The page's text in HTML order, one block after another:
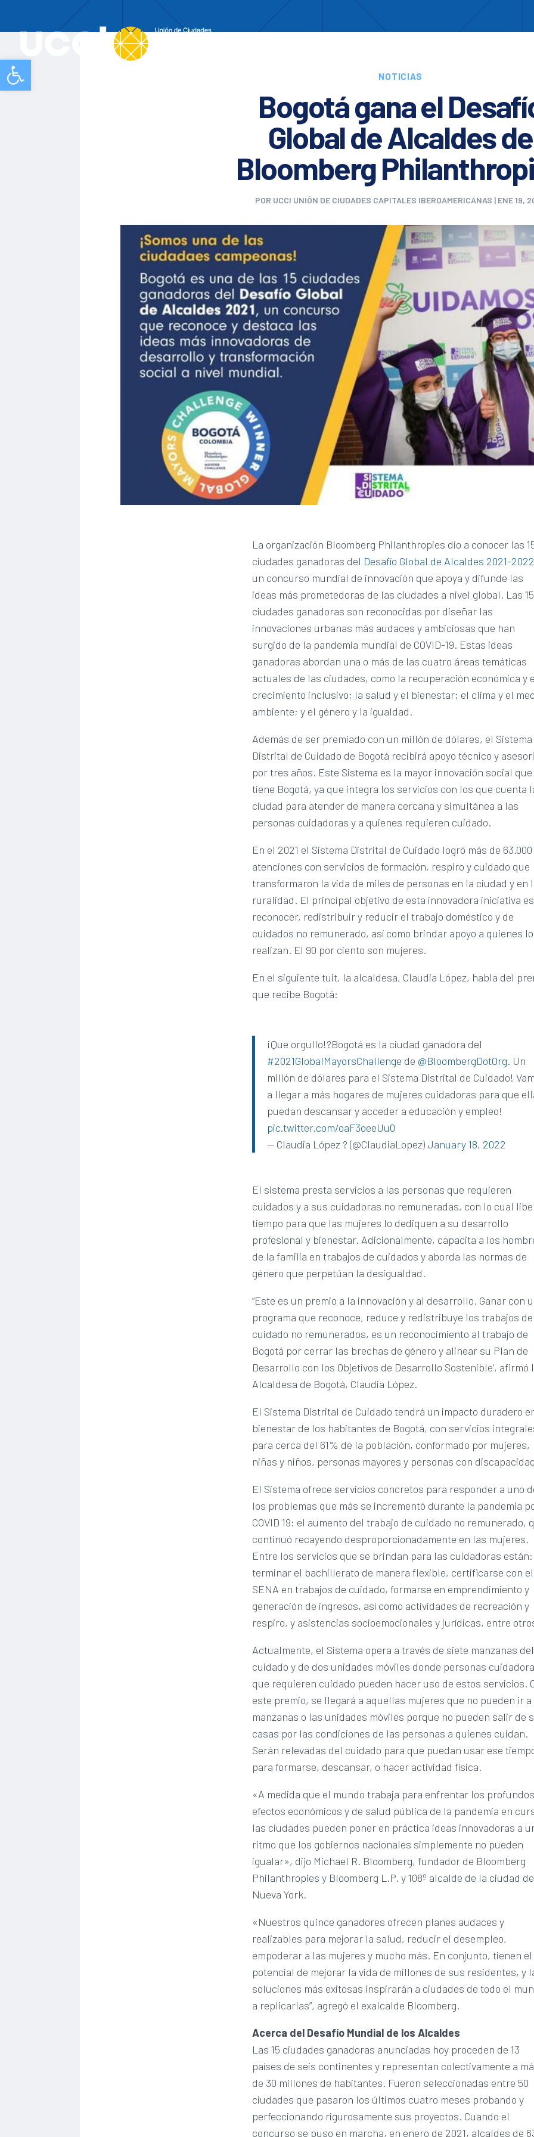
Abrir barra de herramientas NOTICIAS
Bogotá gana el
Global de Alcaldes de
Bloomberg
POR UCCI UNIÓN DE CIUDADES CAPITALES IBEROAMERICANAS | ENE 19,
La organización Bloomberg Philanthropies dio a conocer las
ciudades ganadoras del Desafío Global de Alcaldes 2021-2022
un concurso mundial de innovación que apoya y difunde las
ideas más prometedoras de las ciudades a nivel global. Las 15
ciudades ganadoras son reconocidas por diseñar las
innovaciones urbanas más audaces y ambiciosas que han
surgido de la pandemia mundial de COVID-19. Estas ideas
ganadoras abordan una o más de las cuatro áreas temáticas
actuales de las ciudades, como la recuperación económica y
crecimiento inclusivo; la salud y el bienestar; el clima y el
ambiente; y el género y la igualdad.
Además de ser premiado con un millón de dólares, el Sistema
Distrital de Cuidado de Bogotá recibirá apoyo técnico y
por tres años. Este Sistema es la mayor innovación social que
tiene Bogotá, ya que integra los servicios con los que cuenta
ciudad para atender de manera cercana y simultánea a las
personas cuidadoras y a quienes requieren cuidado.
En el 2021 el Sistema Distrital de Cuidado logró más de 63.000
atenciones con servicios de formación, respiro y cuidado que
transformaron la vida de miles de personas en la ciudad y en
ruralidad. El principal objetivo de esta innovadora iniciativa es
reconocer, redistribuir y reducir el trabajo doméstico y de
cuidados no remunerado, así como brindar apoyo a quienes lo
realizan. El 90 por ciento son mujeres.
En el siguiente tuit, la alcaldesa, Claudia López, habla del
que recibe Bogotá:
¡Que orgullo!?Bogotá es la ciudad ganadora del
#2021GlobalMayorsChallenge de @BloombergDotOrg. Un
millón de dólares para el Sistema Distrital de Cuidado!
a llegar a más hogares de mujeres cuidadoras para que
puedan descansar y acceder a educación y empleo!
pic.twitter.com/oaF3oeeUu0
— Claudia López ? (@ClaudiaLopez) January 18, 2022
El sistema presta servicios a las personas que requieren
cuidados y a sus cuidadoras no remuneradas, con lo cual
tiempo para que las mujeres lo dediquen a su desarrollo
profesional y bienestar. Adicionalmente, capacita a los
de la familia en trabajos de cuidados y aborda las normas de
género que perpetúan la desigualdad.
“Este es un premio a la innovación y al desarrollo. Ganar con
programa que reconoce, reduce y redistribuye los trabajos de
cuidado no remunerados, es un reconocimiento al trabajo de
Bogotá por cerrar las brechas de género y alinear su Plan de
Desarrollo con los Objetivos de Desarrollo Sostenible’, afirmó
Alcaldesa de Bogotá, Claudia López.
El Sistema Distrital de Cuidado tendrá un impacto duradero
bienestar de los habitantes de Bogotá, con servicios
para cerca del 61% de la población, conformado por mujeres,
niñas y niños, personas mayores y personas con
El Sistema ofrece servicios concretos para responder a uno
los problemas que más se incrementó durante la pandemia
COVID 19: el aumento del trabajo de cuidado no remunerado,
continuó recayendo desproporcionadamente en las mujeres.
Entre los servicios que se brindan para las cuidadoras están:
terminar el bachillerato de manera flexible, certificarse con el
SENA en trabajos de cuidado, formarse en emprendimiento y
generación de ingresos, así como actividades de recreación y
respiro, y asistencias socioemocionales y jurídicas, entre
Actualmente, el Sistema opera a través de siete manzanas del
cuidado y de dos unidades móviles donde personas
que requieren cuidado pueden hacer uso de estos servicios.
este premio, se llegará a aquellas mujeres que no pueden ir a
manzanas o las unidades móviles porque no pueden salir de
casas por las condiciones de las personas a quienes cuidan.
Serán relevadas del cuidado para que puedan usar ese
para formarse, descansar, o hacer actividad física.
«A medida que el mundo trabaja para enfrentar los profundos
efectos económicos y de salud pública de la pandemia en
las ciudades pueden poner en práctica ideas innovadoras a
ritmo que los gobiernos nacionales simplemente no pueden
igualar», dijo Michael R. Bloomberg, fundador de Bloomberg
Philanthropies y Bloomberg L.P. y 108º alcalde de la ciudad de
Nueva York.
«Nuestros quince ganadores ofrecen planes audaces y
realizables para mejorar la salud, reducir el desempleo,
empoderar a las mujeres y mucho más. En conjunto, tienen el
potencial de mejorar la vida de millones de sus residentes, y
soluciones más exitosas inspirarán a ciudades de todo el
a replicarlas”, agregó el exalcalde Bloomberg.
Acerca del Desafío Mundial de los Alcaldes
Las 15 ciudades ganadoras anunciadas hoy proceden de 13
países de seis continentes y representan colectivamente a
de 30 millones de habitantes. Fueron seleccionadas entre 50
ciudades que pasaron los últimos cuatro meses probando y
perfeccionando rigurosamente sus proyectos. Cuando el
concurso se puso en marcha, en enero de 2021, alcaldes de